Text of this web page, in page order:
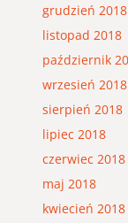
grudzień 2018
listopad 2018
październik
wrzesień 2018
sierpień 2018
lipiec 2018
czerwiec 2018
maj 2018
kwiecień 2018